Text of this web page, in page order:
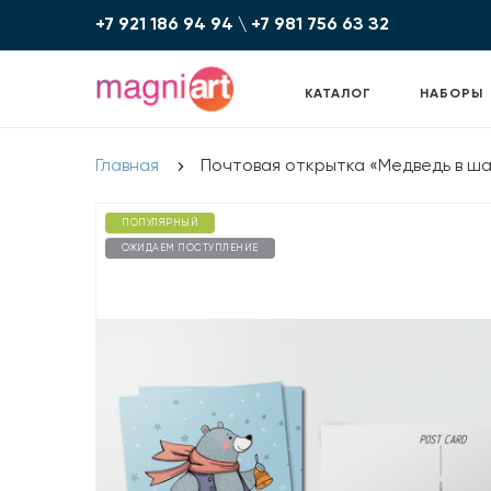
+7 921 186 94 94 \ +7 981 756 6З З2
КАТАЛОГ НАБОРЫ
Главная Почтовая открытка «Медведь в
ПОПУЛЯРНЫЙ
ОЖИДАЕМ ПОСТУПЛЕНИЕ